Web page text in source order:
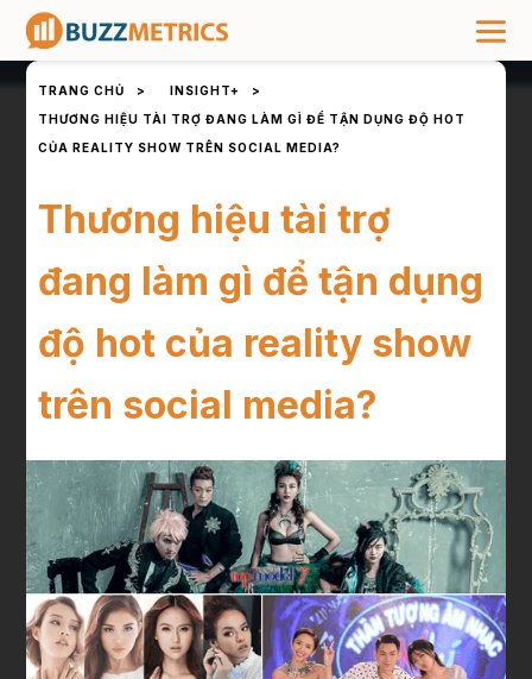
TRANG CHỦ > INSIGHT+
>
THƯƠNG HIỆU TÀI TRỢ ĐANG LÀM GÌ ĐỂ TẬN DỤNG ĐỘ HOT
CỦA REALITY SHOW TRÊN SOCIAL MEDIA?
Thương hiệu tài trợ
đang làm gì để tận dụng
độ hot của reality show
trên social media?